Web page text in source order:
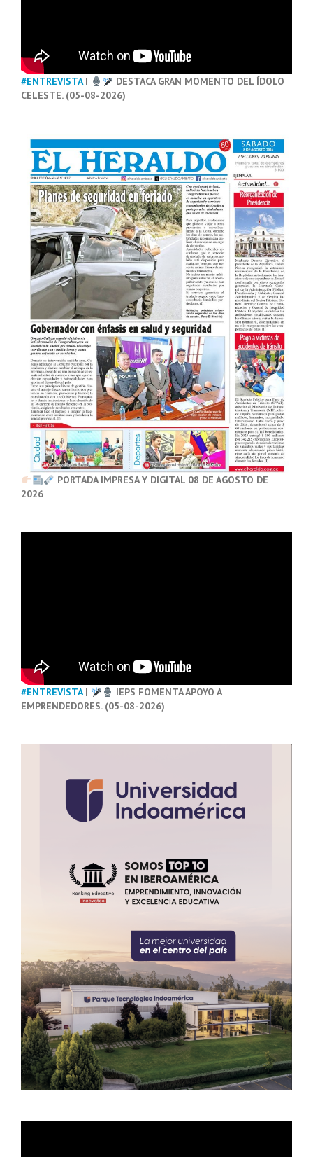
#ENTREVISTA|
DESTACA GRAN MOMENTO DEL ÍDOLO
CELESTE. (05-08-2026)
PORTADA IMPRESA Y DIGITAL 08 DE AGOSTO DE
2026
#ENTREVISTA|
IEPS FOMENTA APOYO A
EMPRENDEDORES. (05-08-2026)